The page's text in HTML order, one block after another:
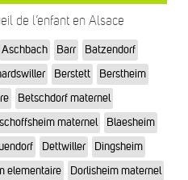
de l’enfant en Alsace
Aschbach Barr
Batzendorf
Berstett
Berstheim
Betschdorf maternel
maternel
Blaesheim
Dettwiller
Dingsheim
elementaire
Dorlisheim maternel